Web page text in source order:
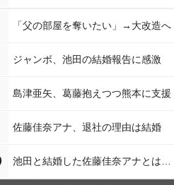
「父の部屋を奪いたい」→大改造へ
ジャンボ、池田の結婚報告に感激
島津亜矢、葛藤抱えつつ熊本に支援
佐藤佳奈アナ、退社の理由は結婚
池田と結婚した佐藤佳奈アナとは…